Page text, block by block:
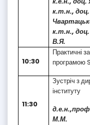
к.т.н., доц.
к.т.н.,
В.Я.
10:30
Практичні
програмою
11:30
Зустріч з
інституту
М.М.